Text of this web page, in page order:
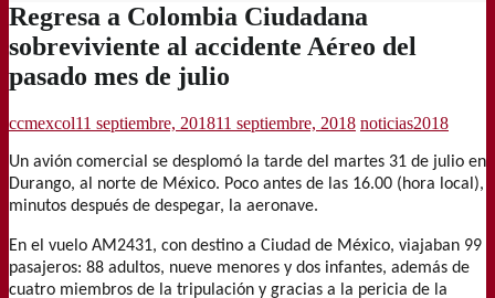
Regresa a Colombia Ciudadana
sobreviviente al accidente Aéreo del
pasado mes de julio
ccmexcol11 septiembre, 201811 septiembre, 2018 noticias2018
Un avión comercial se desplomó la tarde del martes 31 de julio en
Durango, al norte de México. Poco antes de las 16.00 (hora local),
minutos después de despegar, la aeronave.
En el vuelo AM2431, con destino a Ciudad de México, viajaban 99
pasajeros: 88 adultos, nueve menores y dos infantes, además de
cuatro miembros de la tripulación y gracias a la pericia de la